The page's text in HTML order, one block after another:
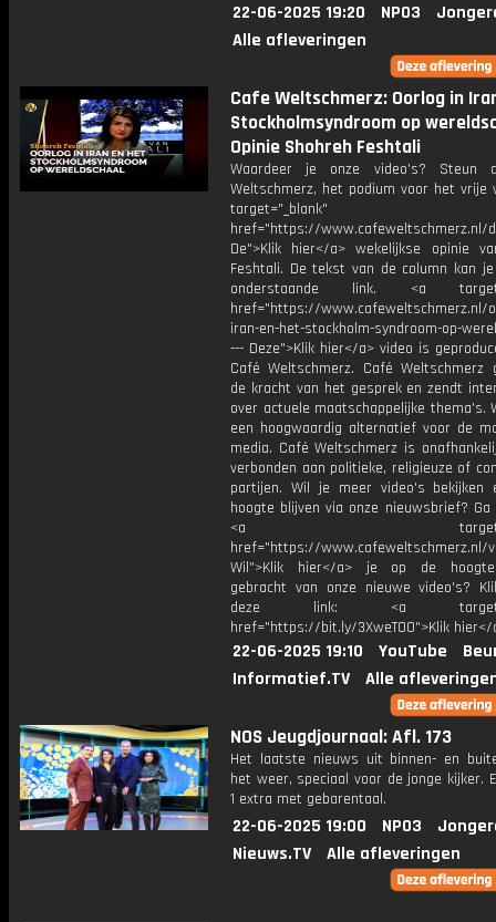
22-06-2025 19:20 NPO3
Alle afleveringen
Cafe Weltschmerz: Oorlog in
Stockholmsyndroom op
Opinie Shohreh Feshtali
Waardeer je onze video's? Steun
Weltschmerz, het podium voor het vrije
target="_blank"
href="https://www.cafeweltschmerz.nl/
De">Klik hier</a> wekelijkse opinie
Feshtali. De tekst van de column kan
onderstaande link. <a
href="https://www.cafeweltschmerz.nl/
iran-en-het-stockholm-syndroom-op-
--- Deze">Klik hier</a> video is
Café Weltschmerz. Café Weltschmerz
de kracht van het gesprek en zendt
over actuele maatschappelijke thema's.
een hoogwaardig alternatief voor de
media. Café Weltschmerz is
verbonden aan politieke, religieuze of
partijen. Wil je meer video's bekijken
hoogte blijven via onze nieuwsbrief? Ga
<a
href="https://www.cafeweltschmerz.nl/
Wil">Klik hier</a> je op de
gebracht van onze nieuwe video's?
deze link: <a
href="https://bit.ly/3XweTO0">Klik hier</
22-06-2025 19:10 YouTube
Informatief.TV
Alle
NOS Jeugdjournaal: Afl. 173
Het laatste nieuws uit binnen- en
het weer, speciaal voor de jonge kijker.
1 extra met gebarentaal.
22-06-2025 19:00 NPO3
Nieuws.TV
Alle afleveringen